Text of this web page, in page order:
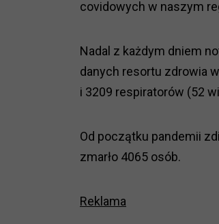
covidowych w naszym
Nadal z każdym dniem
danych resortu zdrowia
i 3209 respiratorów (52
Od początku pandemii
zmarło 4065 osób.
Reklama